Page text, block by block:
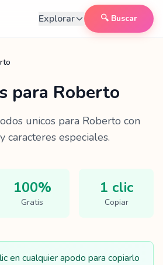
Explorar 🔍 Buscar
para Roberto
unicos para Roberto con
caracteres especiales.
100%
Gratis
1 clic
Copiar
en cualquier apodo para copiarlo